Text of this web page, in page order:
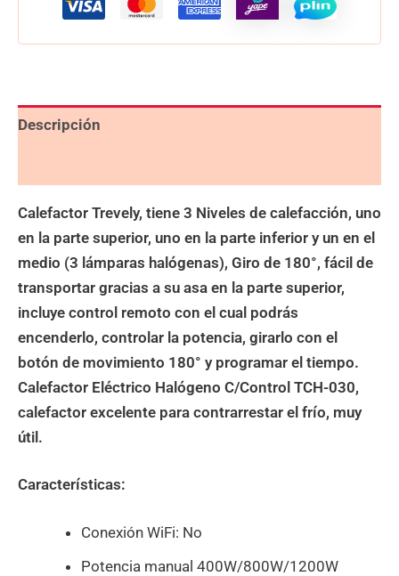
Descripción
Calefactor Trevely, tiene 3 Niveles de calefacción, uno
en la parte superior, uno en la parte inferior y un en el
medio (3 lámparas halógenas), Giro de 180°, fácil de
transportar gracias a su asa en la parte superior,
incluye control remoto con el cual podrás
encenderlo, controlar la potencia, girarlo con el
botón de movimiento 180° y programar el tiempo.
Calefactor Eléctrico Halógeno C/Control TCH-030,
calefactor excelente para contrarrestar el frío, muy
útil.
Características:
Conexión WiFi: No
Potencia manual 400W/800W/1200W